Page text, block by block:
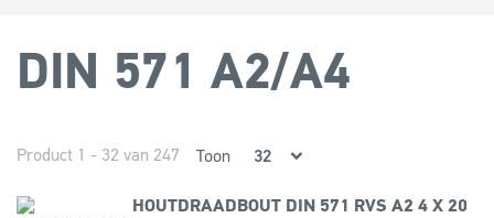
DIN 571 A2/A4
Product 1 - 32 van 247 Toon
HOUTDRAADBOUT DIN 571 RVS A2 4 X 20